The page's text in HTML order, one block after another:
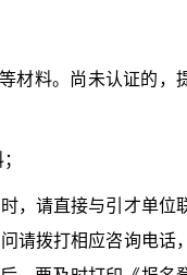
材料。尚未认证的，
，请直接与引才单位
请拨打相应咨询电话，